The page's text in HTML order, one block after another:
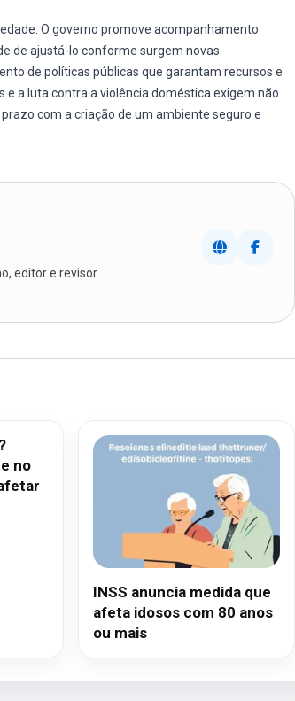
O governo promove acompanhamento
de ajustá-lo conforme surgem novas
de políticas públicas que garantam recursos e
a luta contra a violência doméstica exigem não
com a criação de um ambiente seguro e
editor e revisor.
no
INSS anuncia medida que
afeta idosos com 80 anos
ou mais